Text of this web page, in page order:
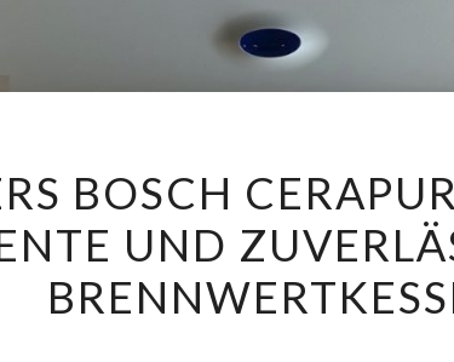
BOSCH
CERAPUR
ZWB:
DER
BOSCH
UND